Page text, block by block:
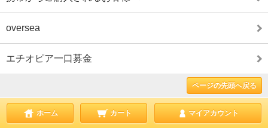
oversea
エチオピア一口募金
ページの先頭へ戻る
ホーム カート マイアカウント